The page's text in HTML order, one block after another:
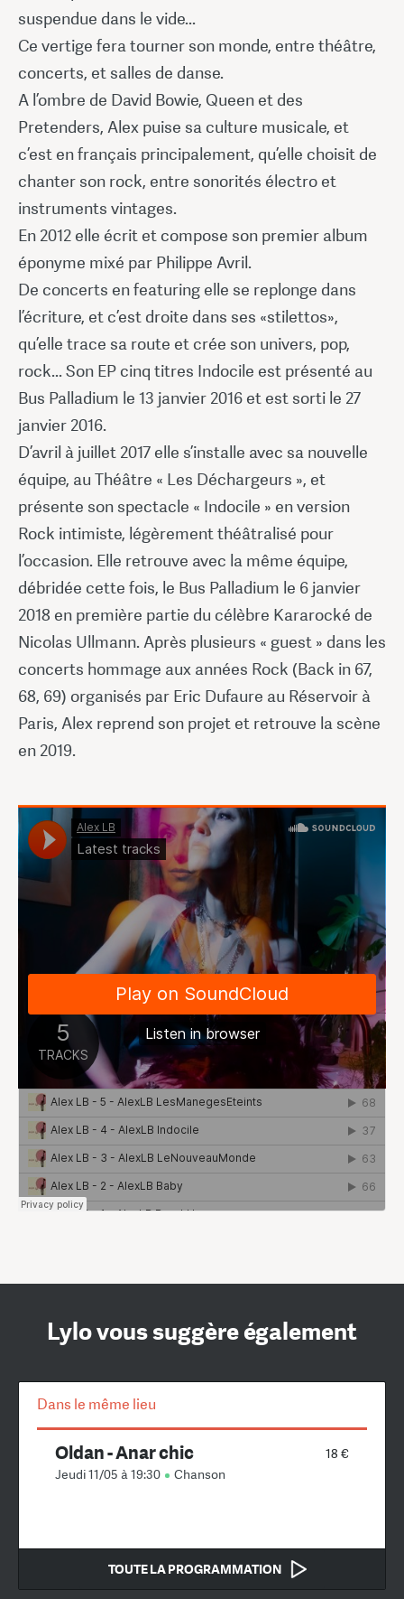
suspendue dans le vide...
Ce vertige fera tourner son monde, entre théâtre,
concerts, et salles de danse.
A l’ombre de David Bowie, Queen et des
Pretenders, Alex puise sa culture musicale, et
c’est en français principalement, qu’elle choisit de
chanter son rock, entre sonorités électro et
instruments vintages.
En 2012 elle écrit et compose son premier album
éponyme mixé par Philippe Avril.
De concerts en featuring elle se replonge dans
l’écriture, et c’est droite dans ses «stilettos»,
qu’elle trace sa route et crée son univers, pop,
rock... Son EP cinq titres Indocile est présenté au
Bus Palladium le 13 janvier 2016 et est sorti le 27
janvier 2016.
D’avril à juillet 2017 elle s’installe avec sa nouvelle
équipe, au Théâtre « Les Déchargeurs », et
présente son spectacle « Indocile » en version
Rock intimiste, légèrement théâtralisé pour
l’occasion. Elle retrouve avec la même équipe,
débridée cette fois, le Bus Palladium le 6 janvier
2018 en première partie du célèbre Kararocké de
Nicolas Ullmann. Après plusieurs « guest » dans les
concerts hommage aux années Rock (Back in 67,
68, 69) organisés par Eric Dufaure au Réservoir à
Paris, Alex reprend son projet et retrouve la scène
en 2019.
Lylo vous suggère également
Dans le même lieu
18 €
Oldan - Anar chic
Jeudi 11/05 à 19:30 Chanson
TOUTE LA PROGRAMMATION